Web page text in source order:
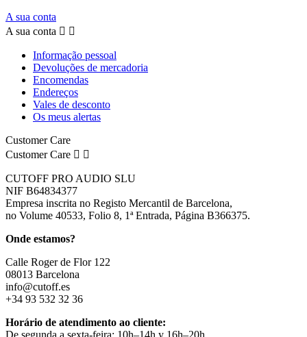
A sua conta
A sua conta  
Informação pessoal
Devoluções de mercadoria
Encomendas
Endereços
Vales de desconto
Os meus alertas
Customer Care
Customer Care  
CUTOFF PRO AUDIO SLU
NIF B64834377
Empresa inscrita no Registo Mercantil de Barcelona,
no Volume 40533, Folio 8, 1ª Entrada, Página B366375.
Onde estamos?
Calle Roger de Flor 122
08013 Barcelona
info@cutoff.es
+34 93 532 32 36
Horário de atendimento ao cliente:
De segunda a sexta-feira: 10h–14h y 16h–20h